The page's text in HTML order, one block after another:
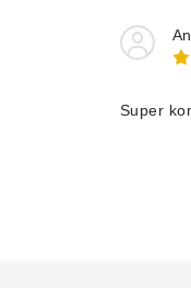
Super